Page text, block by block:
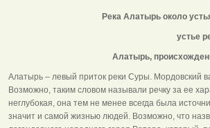
Река Алатырь около
устье
Алатырь,
Алатырь – левый приток реки Суры. Мордовский
Возможно, таким словом называли речку за ее
неглубокая, она тем не менее всегда была
значит и самой жизнью людей. Возможно, что